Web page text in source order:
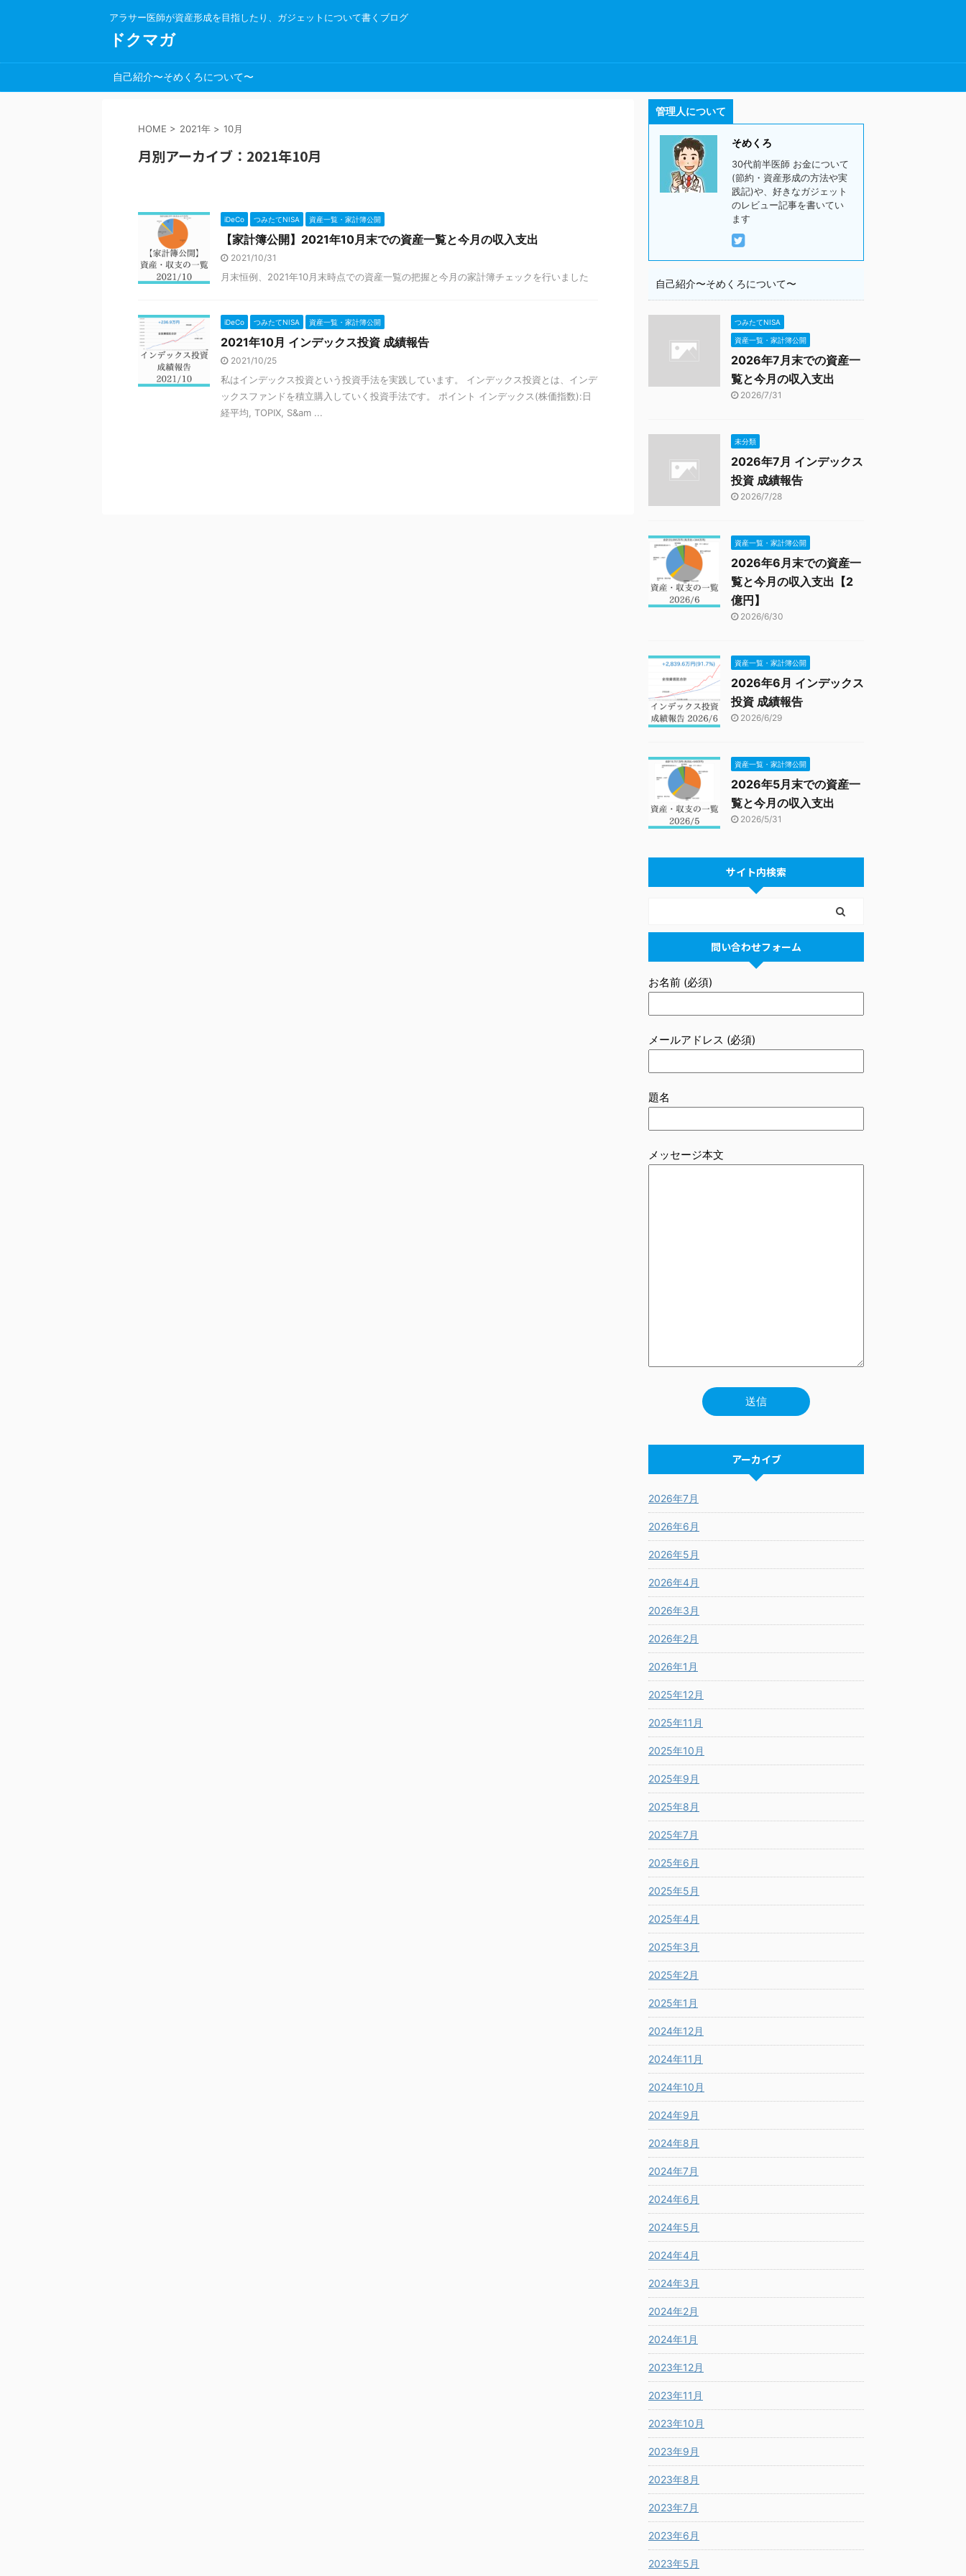
アラサー医師が資産形成を目指したり、ガジェットについて書くブログ
ドクマガ
自己紹介〜そめくろについて〜
HOME > 2021年 > 10月
月別アーカイブ：2021年10月
iDeCo つみたてNISA 資産一覧・家計簿公開
【家計簿公開】2021年10月末での資産一覧と今月の収入支出
2021/10/31
月末恒例、2021年10月末時点での資産一覧の把握と今月の家計簿チェックを行いました
iDeCo つみたてNISA 資産一覧・家計簿公開
2021年10月 インデックス投資 成績報告
2021/10/25
私はインデックス投資という投資手法を実践しています。 インデックス投資とは、インデ
ックスファンドを積立購入していく投資手法です。 ポイント インデックス(株価指数):日
経平均, TOPIX, S&am ...
管理人について
そめくろ
30代前半医師 お金について
(節約・資産形成の方法や実
践記)や、好きなガジェット
のレビュー記事を書いてい
ます
自己紹介〜そめくろについて〜
つみたてNISA
資産一覧・家計簿公開
2026年7月末での資産一
覧と今月の収入支出
2026/7/31
未分類
2026年7月 インデックス
投資 成績報告
2026/7/28
資産一覧・家計簿公開
2026年6月末での資産一
覧と今月の収入支出【2
億円】
2026/6/30
資産一覧・家計簿公開
2026年6月 インデックス
投資 成績報告
2026/6/29
資産一覧・家計簿公開
2026年5月末での資産一
覧と今月の収入支出
2026/5/31
サイト内検索
問い合わせフォーム
お名前 (必須)
メールアドレス (必須)
題名
メッセージ本文
アーカイブ
2026年7月
2026年6月
2026年5月
2026年4月
2026年3月
2026年2月
2026年1月
2025年12月
2025年11月
2025年10月
2025年9月
2025年8月
2025年7月
2025年6月
2025年5月
2025年4月
2025年3月
2025年2月
2025年1月
2024年12月
2024年11月
2024年10月
2024年9月
2024年8月
2024年7月
2024年6月
2024年5月
2024年4月
2024年3月
2024年2月
2024年1月
2023年12月
2023年11月
2023年10月
2023年9月
2023年8月
2023年7月
2023年6月
2023年5月